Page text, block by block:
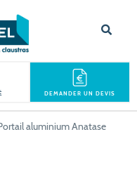
DEMANDER UN DEVIS
aluminium Anatase